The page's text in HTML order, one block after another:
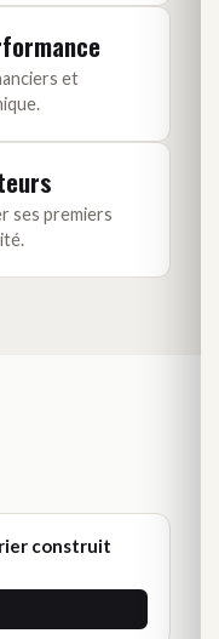
et
ses premiers
construit